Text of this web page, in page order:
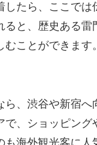
たら、ここで
と、歴史ある
むことができま
、渋谷や新宿
、ショッピン
も海外観光客に